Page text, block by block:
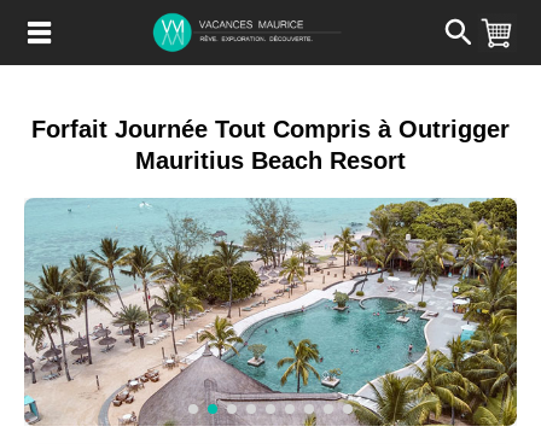
Contenu
Forfait Journée Tout Compris à Outrigger
Mauritius Beach Resort